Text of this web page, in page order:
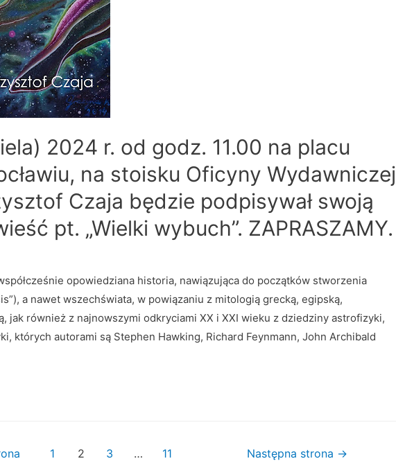
2024 r. od godz. 11.00 na placu
na stoisku Oficyny Wydawniczej
Czaja będzie podpisywał swoją
pt. „Wielki wybuch”. ZAPRASZAMY.
opowiedziana historia, nawiązująca do początków stworzenia
a nawet wszechświata, w powiązaniu z mitologią grecką, egipską,
jak również z najnowszymi odkryciami XX i XXI wieku z dziedziny astrofizyki,
których autorami są Stephen Hawking, Richard Feynmann, John Archibald
1 2 3 … 11 Następna strona →